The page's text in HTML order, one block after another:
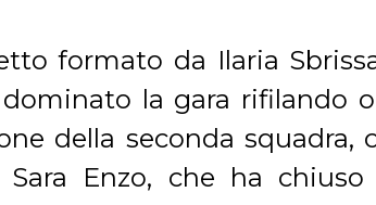
formato da Ilaria
la gara rifilando
della seconda squadra,
Sara Enzo, che ha